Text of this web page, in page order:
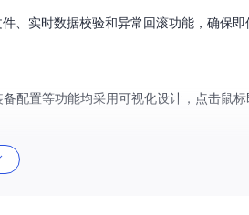
、实时数据校验和异常回滚功能，确保
配置等功能均采用可视化设计，点击鼠标